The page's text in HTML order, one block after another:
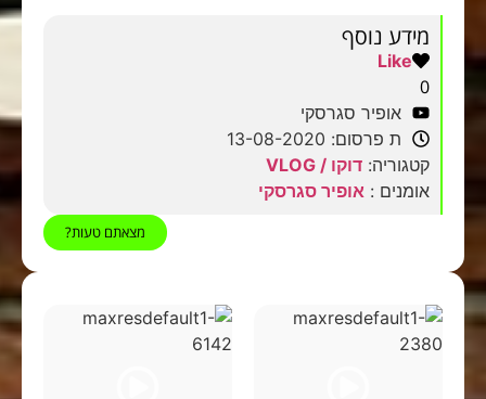
מידע נוסף
Like
0
אופיר סגרסקי
ת פרסום: 13-08-2020
קטגוריה: דוקו / VLOG
אומנים : אופיר סגרסקי
מצאתם טעות?